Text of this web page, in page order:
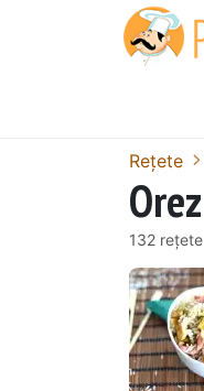
Rețete
132 rețete